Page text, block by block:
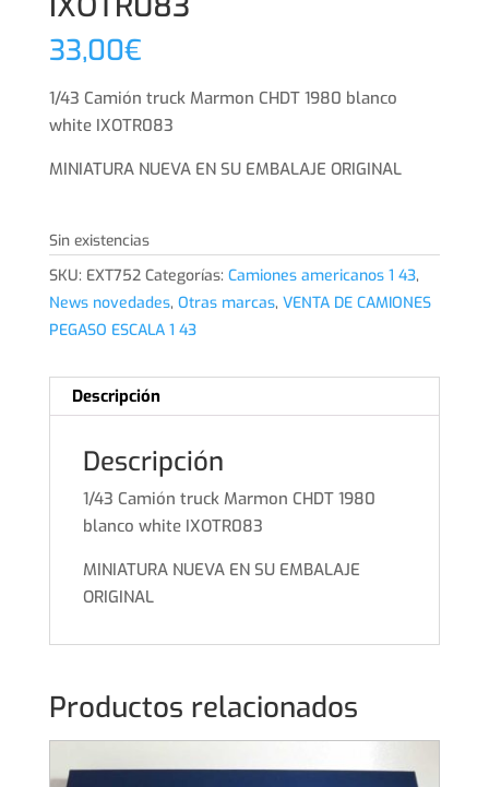
33,00€
1/43 Camión truck Marmon CHDT 1980 blanco
white IXOTR083
MINIATURA NUEVA EN SU EMBALAJE ORIGINAL
Sin existencias
SKU: EXT752 Categorías: Camiones americanos 1 43,
News novedades, Otras marcas, VENTA DE CAMIONES
PEGASO ESCALA 1 43
Descripción
Descripción
1/43 Camión truck Marmon CHDT 1980
blanco white IXOTR083
MINIATURA NUEVA EN SU EMBALAJE
ORIGINAL
Productos relacionados